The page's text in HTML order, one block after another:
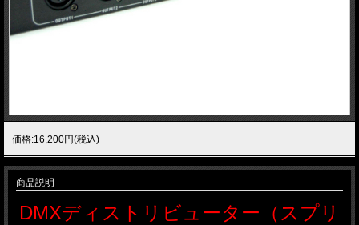
価格:16,200円(税込)
商品説明
DMXディストリビューター（スプリ